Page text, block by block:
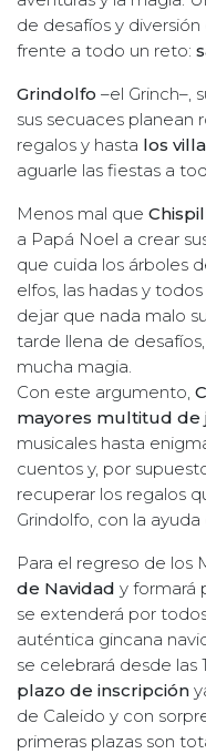
de desafíos y
frente a todo un reto:
Grindolfo –el Grinch–,
sus secuaces planean
regalos y hasta los
aguarle las fiestas a
Menos mal que
a Papá Noel a crear
que cuida los árboles
elfos, las hadas y
dejar que nada malo
tarde llena de
mucha magia.
Con este argumento,
mayores multitud de
musicales hasta
cuentos y, por
recuperar los regalos
Grindolfo, con la
Para el regreso de los
de Navidad y formará
se extenderá por
auténtica gincana
se celebrará desde las
plazo de inscripción
de Caleido y con
primeras plazas son